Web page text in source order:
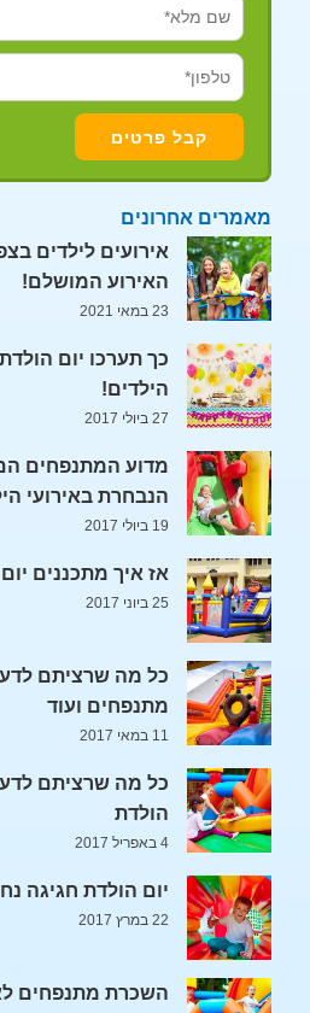
מאמרים אחרונים
אירועים לילדים
האירוע המושלם!
23 במאי 2021
כך תערכו יום
הילדים!
27 ביולי 2017
מדוע המתנפחים
הנבחרת באירועי
19 ביולי 2017
אז איך מתכננים
25 ביוני 2017
כל מה שרציתם
מתנפחים ועוד
11 במאי 2017
כל מה שרציתם
הולדת
4 באפריל 2017
יום הולדת חגיגה
22 במרץ 2017
השכרת מתנפחים